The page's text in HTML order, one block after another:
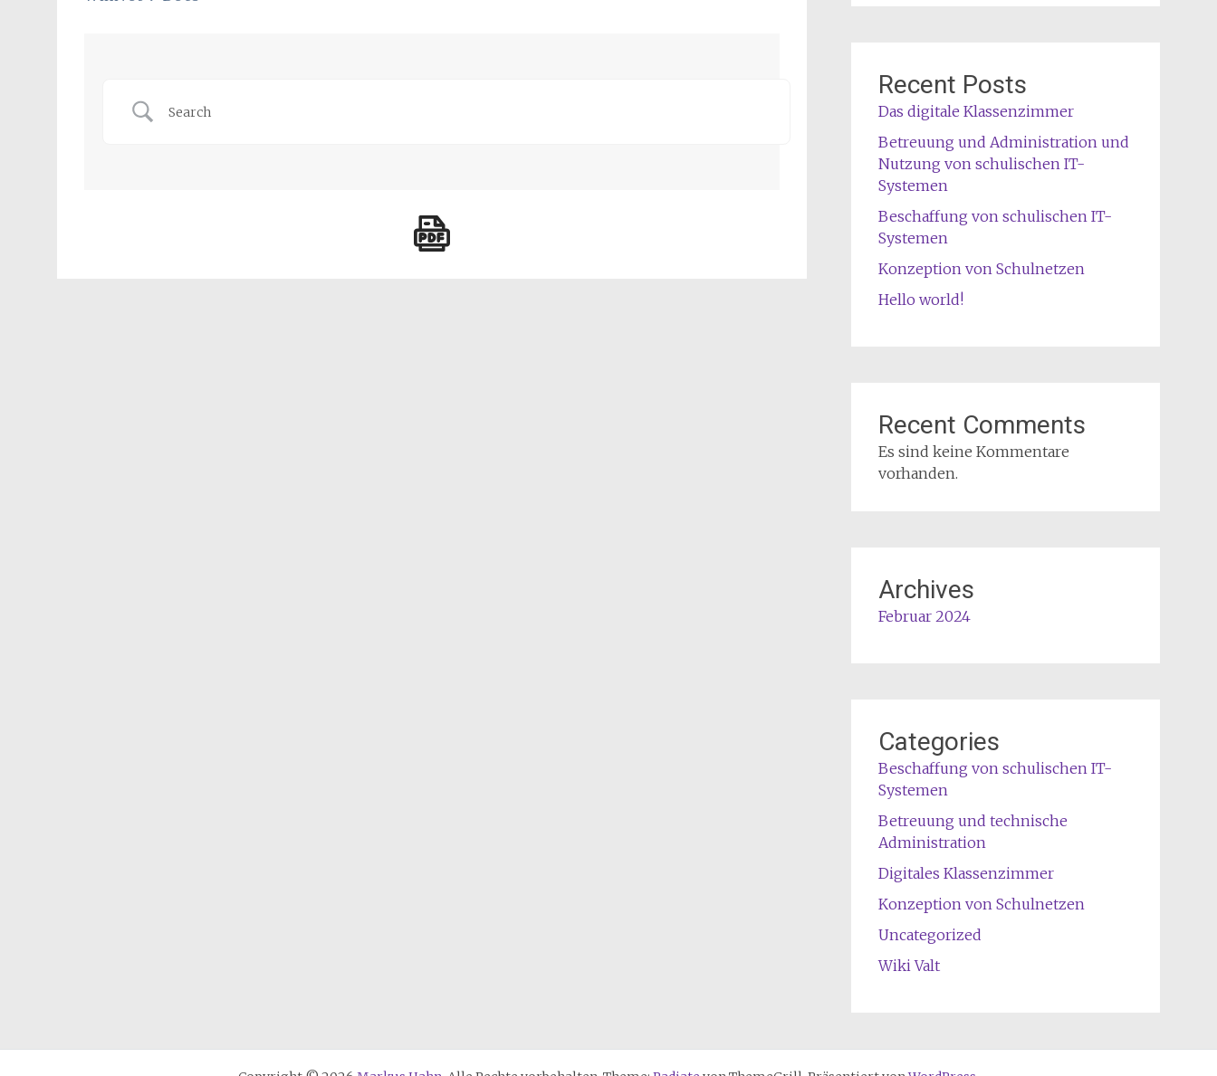
Recent Posts
Das digitale Klassenzimmer
Betreuung und Administration und
Nutzung von schulischen IT-
Systemen
Beschaffung von schulischen IT-
Systemen
Konzeption von Schulnetzen
Hello world!
Recent Comments
Es sind keine Kommentare
vorhanden.
Archives
Februar 2024
Categories
Beschaffung von schulischen IT-
Systemen
Betreuung und technische
Administration
Digitales Klassenzimmer
Konzeption von Schulnetzen
Uncategorized
Wiki Valt